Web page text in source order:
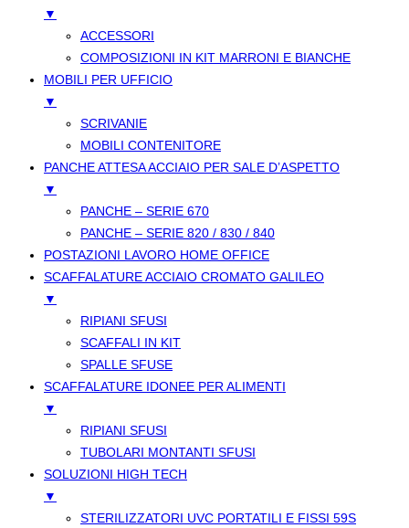
▼
ACCESSORI
COMPOSIZIONI IN KIT MARRONI E BIANCHE
MOBILI PER UFFICIO
▼
SCRIVANIE
MOBILI CONTENITORE
PANCHE ATTESA ACCIAIO PER SALE D’ASPETTO
▼
PANCHE – SERIE 670
PANCHE – SERIE 820 / 830 / 840
POSTAZIONI LAVORO HOME OFFICE
SCAFFALATURE ACCIAIO CROMATO GALILEO
▼
RIPIANI SFUSI
SCAFFALI IN KIT
SPALLE SFUSE
SCAFFALATURE IDONEE PER ALIMENTI
▼
RIPIANI SFUSI
TUBOLARI MONTANTI SFUSI
SOLUZIONI HIGH TECH
▼
STERILIZZATORI UVC PORTATILI E FISSI 59S